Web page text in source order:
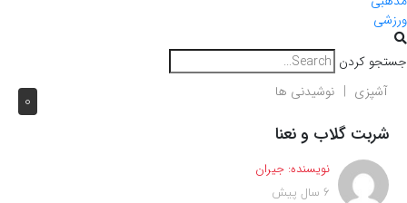
ورزشی
جستجو کردن
0 آشپزی نوشیدنی ها
شربت گلاب و نعنا
نویسنده: جیران
6 سال پیش